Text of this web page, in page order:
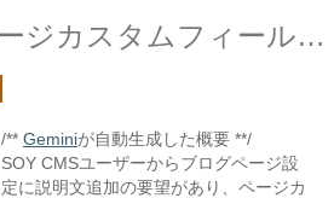
SOY CMSでページカスタムフィールドを作成しました
/** Geminiが自動生成した概要 **/
SOY CMSユーザーからブログページ設
定に説明文追加の要望があり、ページカ